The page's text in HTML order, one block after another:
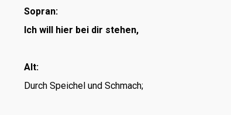
Sopran:
Ich will hier bei dir stehen,
Alt:
Durch Speichel und Schmach;